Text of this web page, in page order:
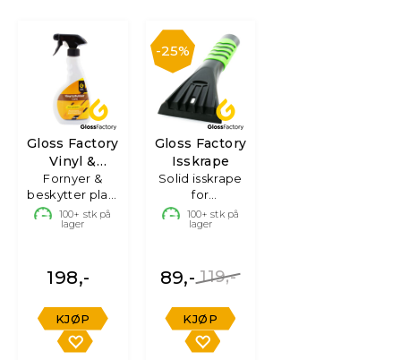
Gloss Factory
Vinyl &
Rubber Care
Fornyer &
beskytter plast
& gummi,
500ml
100+ stk på
lager
198,-
KJØP
25%
Gloss Factory
Isskrape
Solid isskrape
for
teleskopstang
100+ stk på
lager
119,-
89,-
KJØP